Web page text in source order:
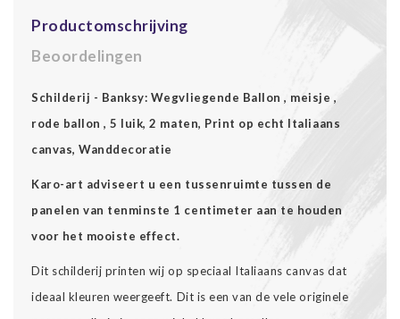
Productomschrijving
Beoordelingen
Schilderij - Banksy: Wegvliegende Ballon , meisje ,
rode ballon , 5 luik, 2 maten, Print op echt Italiaans
canvas, Wanddecoratie
Karo-art adviseert u een tussenruimte tussen de
panelen van tenminste 1 centimeter aan te houden
voor het mooiste effect.
Dit schilderij printen wij op speciaal Italiaans canvas dat
ideaal kleuren weergeeft. Dit is een van de vele originele